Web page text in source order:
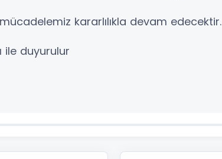
kararlılıkla devam edecektir.
ile duyurulur